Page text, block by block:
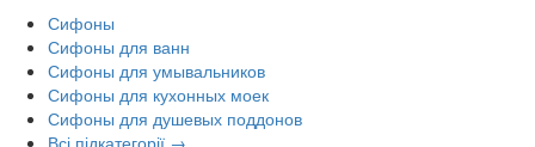
Сифоны
Сифоны для ванн
Сифоны для умывальников
Сифоны для кухонных моек
Сифоны для душевых поддонов
Всі підкатегорії →